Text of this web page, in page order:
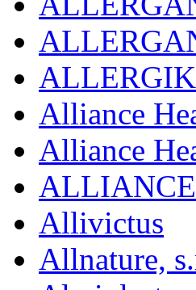
Alliance
Alliance
Allivictus
Allnature,